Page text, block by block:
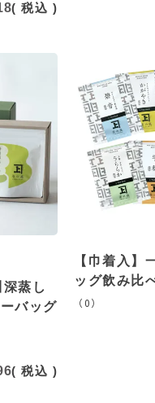
税込
深蒸し
バッグ
税込
【巾着入】
ッグ飲み比
（0）